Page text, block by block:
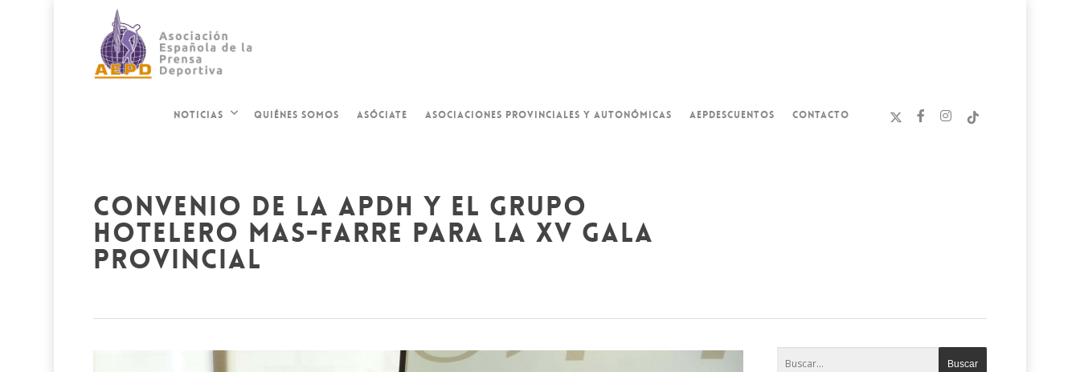
NOTICIAS QUIÉNES SOMOS ASÓCIATE ASOCIACIONES PROVINCIALES Y AUTONÓMICAS AEPDESCUENTOS CONTACTO
convenio de la apdh y el grupo
hotelero mas-farre para la xv gala
provincial